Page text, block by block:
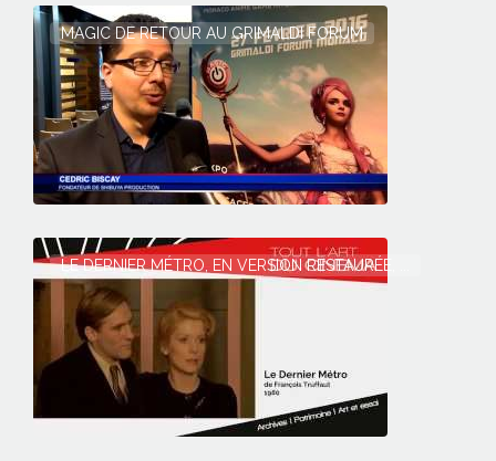
MAGIC DE RETOUR AU GRIMALDI FORUM
LE DERNIER MÉTRO, EN VERSION RESTAURÉE, ...